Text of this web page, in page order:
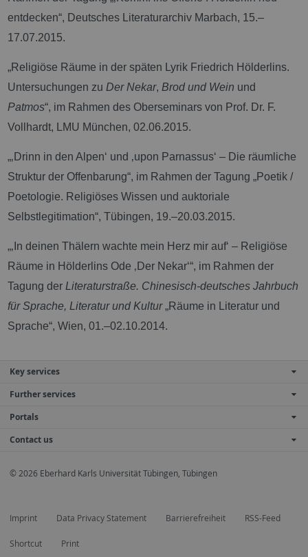
entdecken“, Deutsches Literaturarchiv Marbach, 15.–
17.07.2015.
„Religiöse Räume in der späten Lyrik Friedrich Hölderlins.
Untersuchungen zu Der Nekar, Brod und Wein und
Patmos“, im Rahmen des Oberseminars von Prof. Dr. F.
Vollhardt, LMU München, 02.06.2015.
„‚Drinn in den Alpen‘ und ‚upon Parnassus‘ – Die räumliche
Struktur der Offenbarung“, im Rahmen der Tagung „Poetik /
Poetologie. Religiöses Wissen und auktoriale
Selbstlegitimation“, Tübingen, 19.–20.03.2015.
„‚In deinen Thälern wachte mein Herz mir auf‘ – Religiöse
Räume in Hölderlins Ode ‚Der Nekar‘“, im Rahmen der
Tagung der Literaturstraße. Chinesisch-deutsches Jahrbuch
für Sprache, Literatur und Kultur„Räume in Literatur und
Sprache“, Wien, 01.–02.10.2014.
Key services
Further services
Portals
Contact us
© 2026 Eberhard Karls Universität Tübingen, Tübingen
Imprint Data Privacy Statement Barrierefreiheit RSS-Feed
Shortcut Print